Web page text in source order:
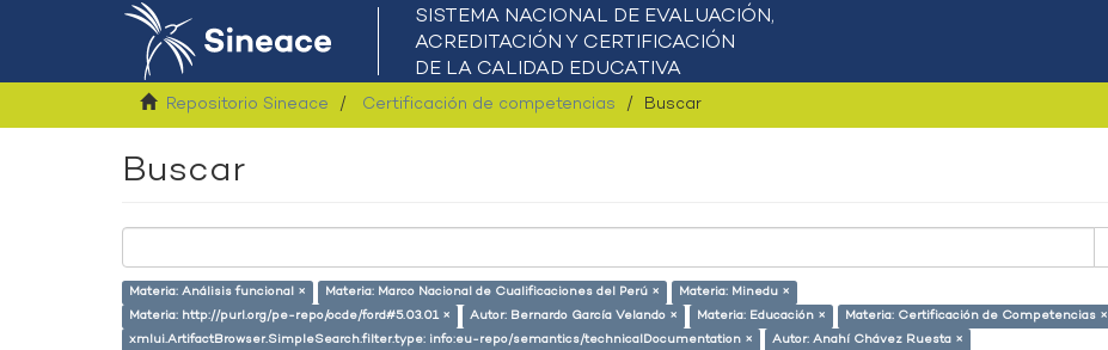
Repositorio Sineace Certificación de competencias Buscar
Buscar
Materia: Análisis funcional × Materia: Marco Nacional de Cualificaciones del Perú ×
Materia: Minedu ×
Materia: http://purl.org/pe-repo/ocde/ford#5.03.01 ×
Autor: Bernardo García Velando × Materia: Educación ×
Materia: Certificación de Competencias ×
xmlui.ArtifactBrowser.SimpleSearch.filter.type: info:eu-repo/semantics/technicalDocumentation ×
Autor: Anahí Chávez Ruesta ×